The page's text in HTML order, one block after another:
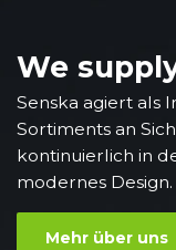
We
Senska agiert als
Sortiments an
kontinuierlich in
modernes Design.
Mehr über uns